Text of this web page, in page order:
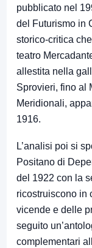
pubblicato nel
del Futurismo in
storico-critica
teatro
allestita nella
Sprovieri, fino al
Meridionali,
1916.
L’analisi poi si
Positano di
del 1922 con la
ricostruiscono in
vicende e delle
seguito
complementari